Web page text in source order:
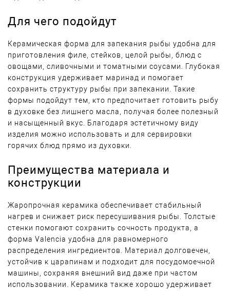
Для чего подойдут
Керамическая форма для запекания рыбы удобна для
приготовления филе, стейков, целой рыбы, блюд с
овощами, сливочными и томатными соусами. Глубокая
конструкция удерживает маринад и помогает
сохранить структуру рыбы при запекании. Такие
формы подойдут тем, кто предпочитает готовить рыбу
в духовке без лишнего масла, получая более полезный
и насыщенный вкус. Благодаря эстетичному виду
изделия можно использовать и для сервировки
горячих блюд прямо из духовки.
Преимущества материала и
конструкции
Жаропрочная керамика обеспечивает стабильный
нагрев и снижает риск пересушивания рыбы. Толстые
стенки помогают сохранить сочность продукта, а
форма Valencia удобна для равномерного
распределения ингредиентов. Материал долговечен,
устойчив к царапинам и подходит для посудомоечной
машины, сохраняя внешний вид даже при частом
использовании. Керамика также хорошо удерживает